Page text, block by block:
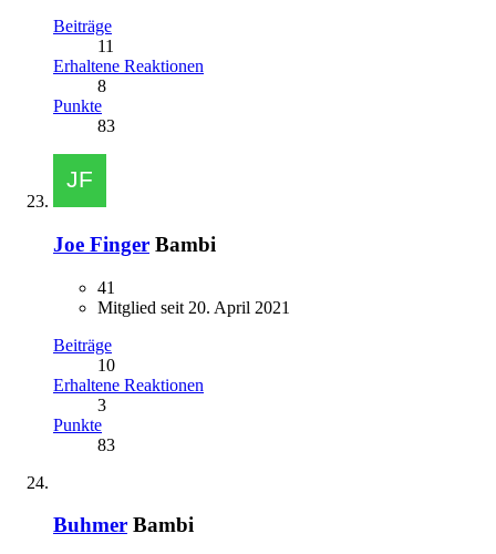
Beiträge
11
Erhaltene Reaktionen
8
Punkte
83
Joe Finger Bambi
41
Mitglied seit 20. April 2021
Beiträge
10
Erhaltene Reaktionen
3
Punkte
83
Buhmer Bambi